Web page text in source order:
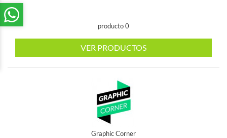
producto 0
VER PRODUCTOS
Graphic Corner